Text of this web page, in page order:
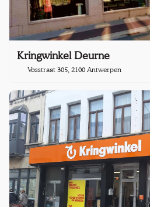
Kringwinkel Deurne
Vosstraat 305, 2100 Antwerpen